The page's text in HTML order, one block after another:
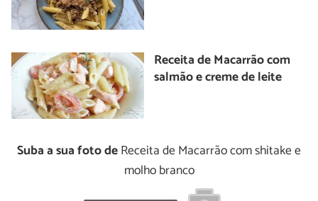
Receita de Macarrão com
salmão e creme de leite
Suba a sua foto deReceita de Macarrão com shitake e
molho branco